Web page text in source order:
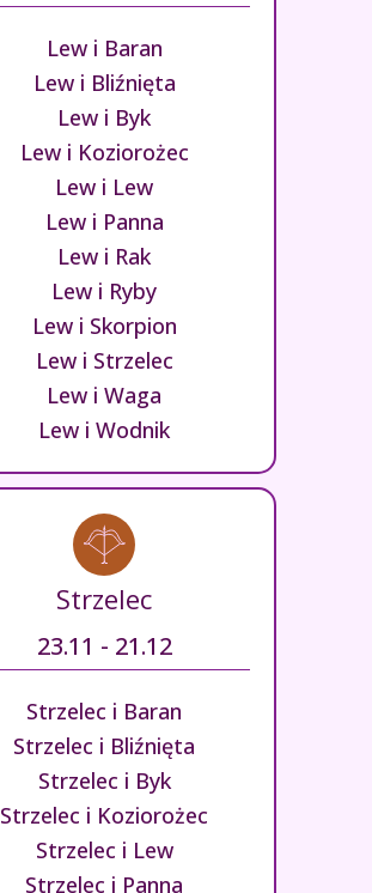
Lew i Baran
Lew i Bliźnięta
Lew i Byk
Lew i Koziorożec
Lew i Lew
Lew i Panna
Lew i Rak
Lew i Ryby
Lew i Skorpion
Lew i Strzelec
Lew i Waga
Lew i Wodnik
Strzelec
23.11 - 21.12
Strzelec i Baran
Strzelec i Bliźnięta
Strzelec i Byk
Strzelec i Koziorożec
Strzelec i Lew
Strzelec i Panna